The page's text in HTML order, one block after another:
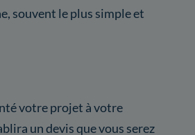
souvent le plus simple et
votre projet à votre
un devis que vous serez